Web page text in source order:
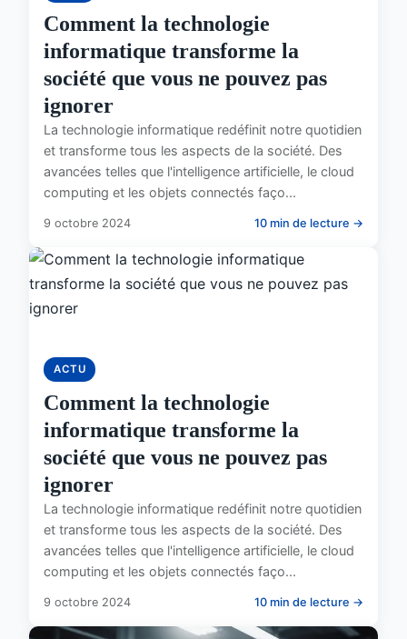
Comment la technologie
informatique transforme la
société que vous ne pouvez pas
ignorer
La technologie informatique redéfinit notre quotidien
et transforme tous les aspects de la société. Des
avancées telles que l'intelligence artificielle, le cloud
computing et les objets connectés faço...
9 octobre 2024 10 min de lecture →
ACTU
Comment la technologie
informatique transforme la
société que vous ne pouvez pas
ignorer
La technologie informatique redéfinit notre quotidien
et transforme tous les aspects de la société. Des
avancées telles que l'intelligence artificielle, le cloud
computing et les objets connectés faço...
9 octobre 2024 10 min de lecture →